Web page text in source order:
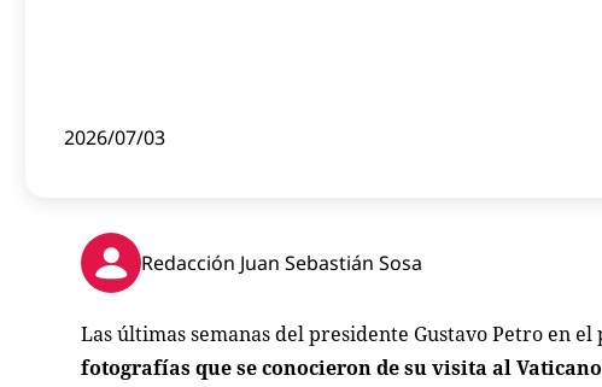
2026/07/03
Redacción Juan Sebastián Sosa
Las últimas semanas del presidente Gustavo Petro en
fotografías que se conocieron de su visita al